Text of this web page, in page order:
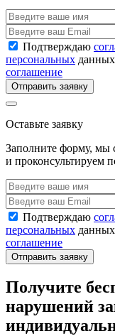
Подтверждаю
персональных
соглашение
Отправить заявку
Оставьте заявку
Заполните форму, мы
и проконсультируем
Подтверждаю
персональных
соглашение
Отправить заявку
Получите
нарушений